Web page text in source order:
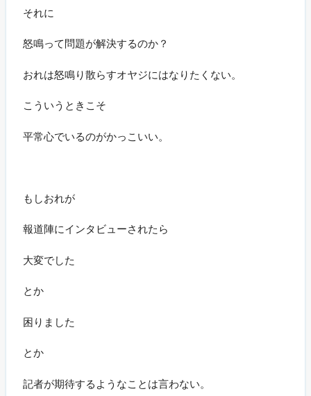
それに
怒鳴って問題が解決するのか？
おれは怒鳴り散らすオヤジにはなりたくない。
こういうときこそ
平常心でいるのがかっこいい。
もしおれが
報道陣にインタビューされたら
大変でした
とか
困りました
とか
記者が期待するようなことは言わない。